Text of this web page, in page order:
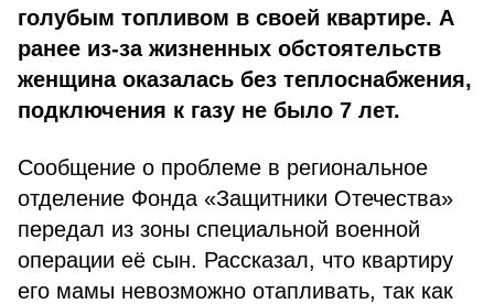
голубым топливом в своей квартире. А
ранее из-за жизненных обстоятельств
женщина оказалась без теплоснабжения,
подключения к газу не было 7 лет.
Сообщение о проблеме в региональное
отделение Фонда «Защитники Отечества»
передал из зоны специальной военной
операции её сын. Рассказал, что квартиру
его мамы невозможно отапливать, так как